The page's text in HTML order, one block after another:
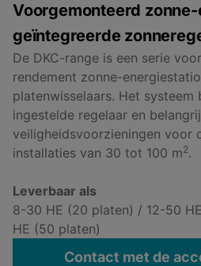
Voorgemonteerd
geïntegreerde
De DKC-range is een serie
rendement zonne-
platenwisselaars. Het
ingestelde regelaar en
veiligheidsvoorzieningen voor
installaties van 30 tot 100 m2.
Leverbaar als
8-30 HE (20 platen) / 12-50
HE (50 platen)
Contact met de